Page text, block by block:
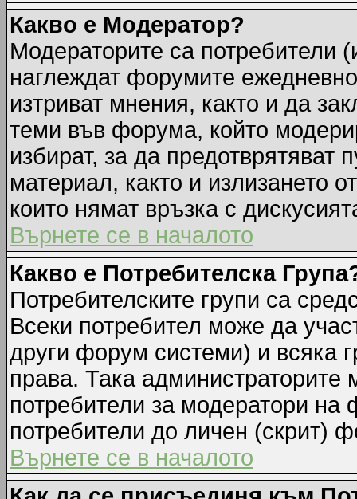
Какво е Модератор?
Модераторите са потребители
наглеждат форумите
изтриват мнения, както и да
теми във форума, който
избират, за да предотврятяват
материал, както и излизането
които нямат връзка с
Върнете се в началото
Какво е Потребителска
Потребителските групи са
Всеки потребител може да
други форум системи) и всяка
права. Така администраторите
потребители за модератори
потребители до личен (скрит)
Върнете се в началото